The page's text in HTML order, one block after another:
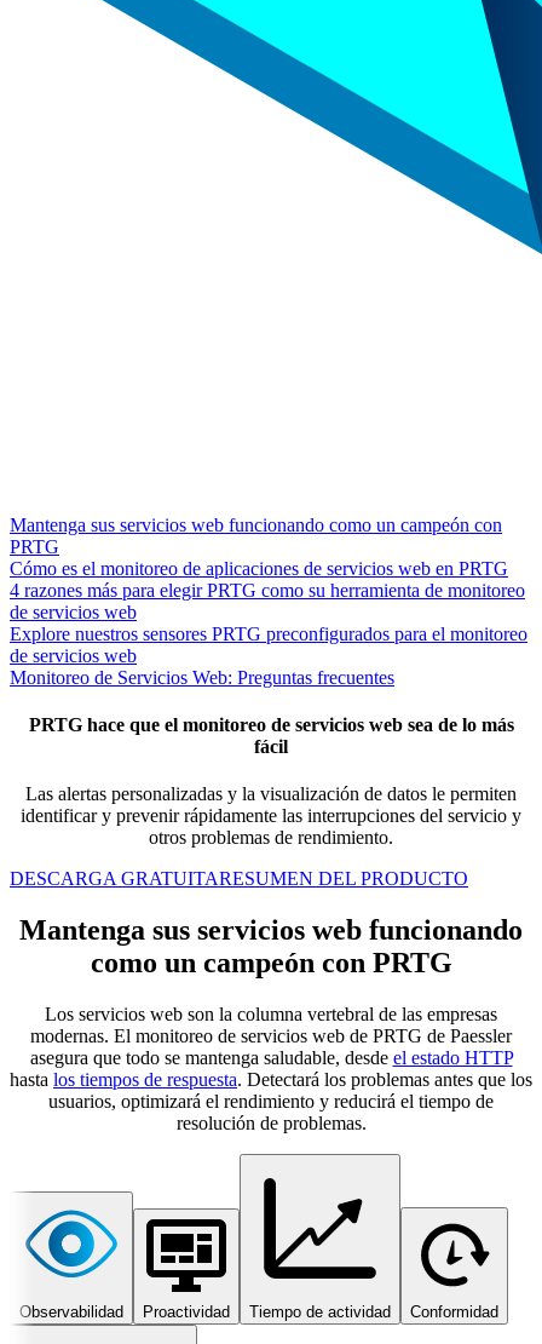
Mantenga sus servicios web funcionando como un campeón con
PRTG
Cómo es el monitoreo de aplicaciones de servicios web en PRTG
4 razones más para elegir PRTG como su herramienta de monitoreo
de servicios web
Explore nuestros sensores PRTG preconfigurados para el monitoreo
de servicios web
Monitoreo de Servicios Web: Preguntas frecuentes
PRTG hace que el monitoreo de servicios web sea de lo más
fácil
Las alertas personalizadas y la visualización de datos le permiten
identificar y prevenir rápidamente las interrupciones del servicio y
otros problemas de rendimiento.
DESCARGA GRATUITARESUMEN DEL PRODUCTO
Mantenga sus servicios web funcionando
como un campeón con PRTG
Los servicios web son la columna vertebral de las empresas
modernas. El monitoreo de servicios web de PRTG de Paessler
asegura que todo se mantenga saludable, desde el estado HTTP
hasta los tiempos de respuesta. Detectará los problemas antes que los
usuarios, optimizará el rendimiento y reducirá el tiempo de
resolución de problemas.
Observabilidad Proactividad Tiempo de actividad Conformidad